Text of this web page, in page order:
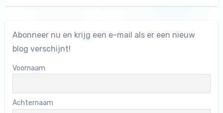
Abonneer nu en krijg een e-mail als er een nieuw
blog verschijnt!
Voornaam
Achternaam